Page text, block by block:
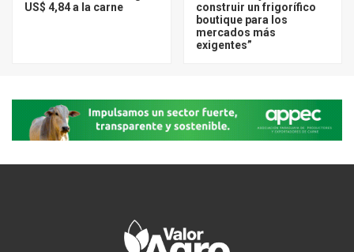
US$ 4,84 a la carne
construir un frigorífico
boutique para los
mercados más
exigentes”